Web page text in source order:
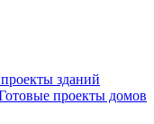
зданий
проекты домов